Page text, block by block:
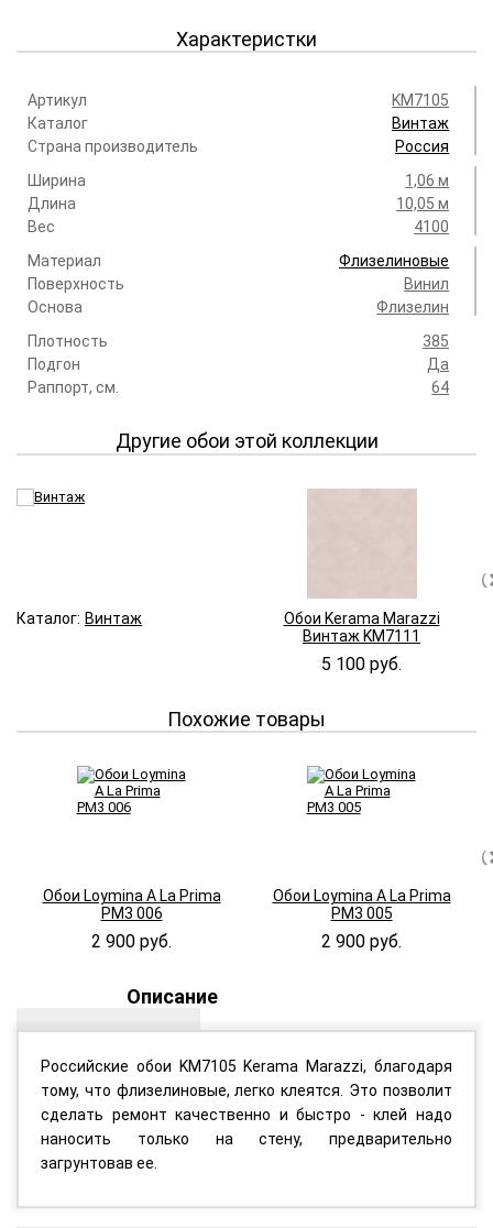
Характеристки
Артикул
KM7105
Каталог
Винтаж
Страна производитель
Россия
Ширина
1,06 м
Длина
10,05 м
Вес
4100
Материал
Флизелиновые
Поверхность
Винил
Основа
Флизелин
Плотность
385
Подгон
Да
Раппорт, см.
64
Другие обои этой коллекции
Каталог: Винтаж
Обои Kerama Marazzi
Винтаж KM7111
5 100 руб.
Похожие товары
Обои Loymina A La Prima
PM3 006
2 900 руб.
Обои Loymina A La Prima
PM3 005
2 900 руб.
Описание
Российские обои KM7105 Kerama Marazzi, благодаря
тому, что флизелиновые, легко клеятся. Это позволит
сделать ремонт качественно и быстро - клей надо
наносить только на стену, предварительно
загрунтовав ее.